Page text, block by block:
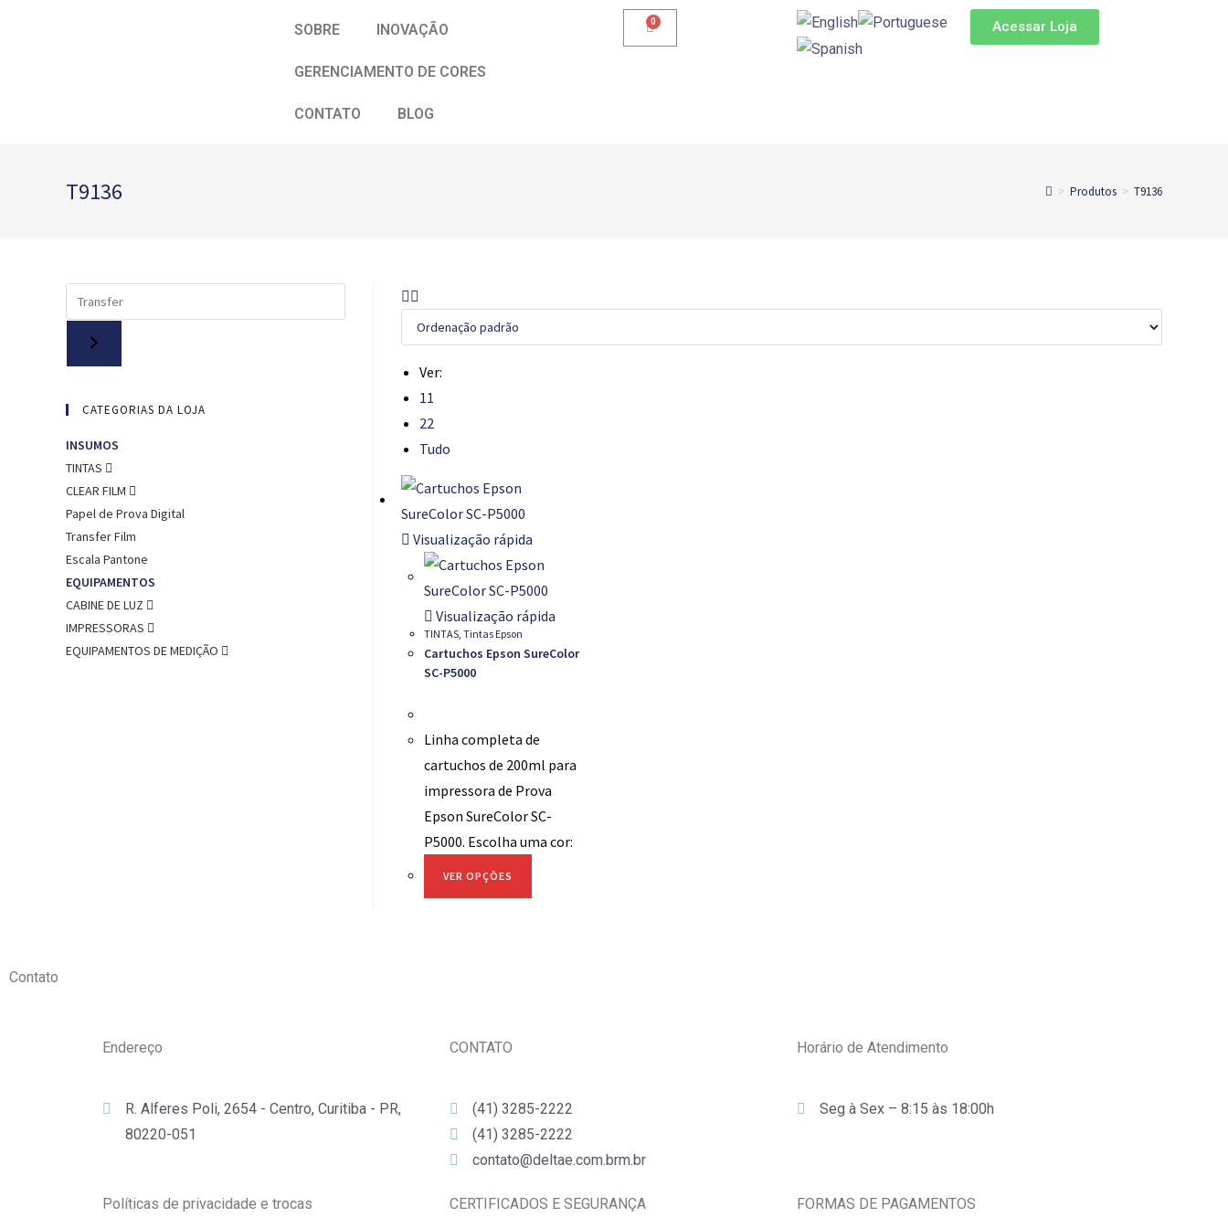
SOBRE INOVAÇÃO
GERENCIAMENTO DE CORES
CONTATO BLOG
Acessar Loja
T9136 > Produtos > T9136
Ver:
11
22
Tudo
Visualização rápida
Visualização rápida
TINTAS, Tintas Epson
Cartuchos Epson SureColor
SC-P5000
Linha completa de
cartuchos de 200ml para
impressora de Prova
Epson SureColor SC-
P5000. Escolha uma cor:
VER OPÇÕES
CATEGORIAS DA LOJA
INSUMOS
TINTAS
CLEAR FILM
Papel de Prova Digital
Transfer Film
Escala Pantone
EQUIPAMENTOS
CABINE DE LUZ
IMPRESSORAS
EQUIPAMENTOS DE MEDIÇÃO
Contato
Endereço
R. Alferes Poli, 2654 - Centro, Curitiba - PR,
80220-051
CONTATO
(41) 3285-2222
(41) 3285-2222
contato@deltae.com.brm.br
Horário de Atendimento
Seg à Sex – 8:15 às 18:00h
Políticas de privacidade e trocas CERTIFICADOS E SEGURANÇA FORMAS DE PAGAMENTOS